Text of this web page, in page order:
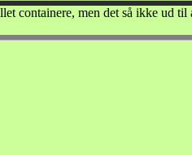
containere, men det så ikke ud